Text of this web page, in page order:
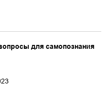
для самопознания